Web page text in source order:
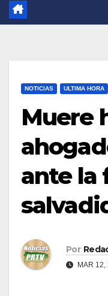
NOTICIAS ULTIMA HORA
Muere
ante la
Por
MAR 12,